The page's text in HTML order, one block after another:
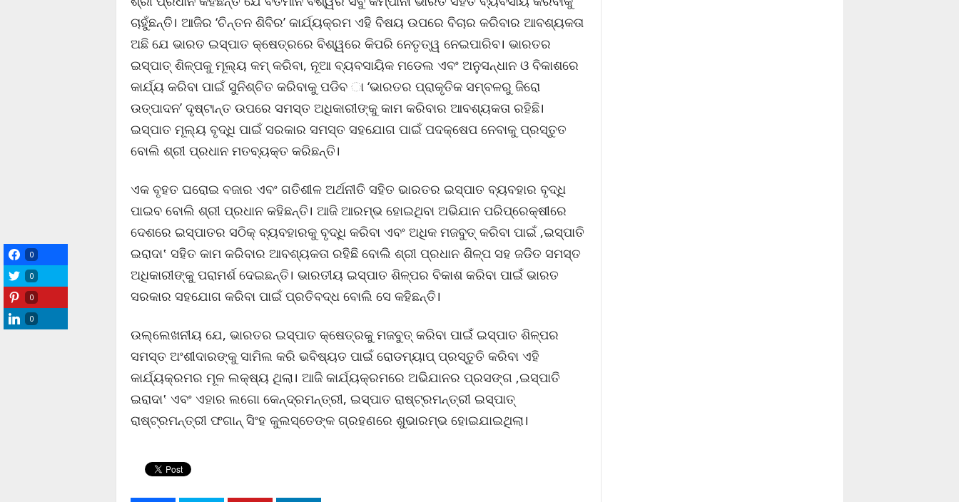
ଚାହୁଁଛନ୍ତି। ଆଜିର ‘ଚିନ୍ତନ ଶିବିର’ କାର୍ଯ୍ୟକ୍ରମ ଏହି ବିଷୟ ଉପରେ ବିଚାର କରିବାର ଆବଶ୍ୟକତା
ଅଛି ଯେ ଭାରତ ଇସ୍ପାତ କ୍ଷେତ୍ରରେ ବିଶ୍ୱରେ କିପରି ନେତୃତ୍ୱ ନେଇପାରିବ। ଭାରତର
ଇସ୍ପାତ୍ ଶିଳ୍ପକୁ ମୂଲ୍ୟ କମ୍ କରିବା, ନୂଆ ବ୍ୟବସାୟିକ ମଡେଲ ଏବଂ ଅନୁସନ୍ଧାନ ଓ ବିକାଶରେ
କାର୍ଯ୍ୟ କରିବା ପାଇଁ ସୁନିଶ୍ଚିତ କରିବାକୁ ପଡିବ ା ‘ଭାରତର ପ୍ରାକୃତିକ ସମ୍ବଳରୁ ଜିରୋ
ଉତ୍ପାଦନ’ ଦୃଷ୍ଟାନ୍ତ ଉପରେ ସମସ୍ତ ଅଧିକାରୀଙ୍କୁ କାମ କରିବାର ଆବଶ୍ୟକତା ରହିଛି।
ଇସ୍ପାତ ମୂଲ୍ୟ ବୃଦ୍ଧି ପାଇଁ ସରକାର ସମସ୍ତ ସହଯୋଗ ପାଇଁ ପଦକ୍ଷେପ ନେବାକୁ ପ୍ରସ୍ତୁତ
ବୋଲି ଶ୍ରୀ ପ୍ରଧାନ ମତବ୍ୟକ୍ତ କରିଛନ୍ତି।
ଏକ ବୃହତ ଘରୋଇ ବଜାର ଏବଂ ଗତିଶୀଳ ଅର୍ଥନୀତି ସହିତ ଭାରତର ଇସ୍ପାତ ବ୍ୟବହାର ବୃଦ୍ଧି
ପାଇବ ବୋଲି ଶ୍ରୀ ପ୍ରଧାନ କହିଛନ୍ତି। ଆଜି ଆରମ୍ଭ ହୋଇଥିବା ଅଭିଯାନ ପରିପ୍ରେକ୍ଷୀରେ
ଦେଶରେ ଇସ୍ପାତର ସଠିକ୍ ବ୍ୟବହାରକୁ ବୃଦ୍ଧି କରିବା ଏବଂ ଅଧିକ ମଜବୁତ୍ କରିବା ପାଇଁ ‚ଇସ୍ପାତି
ଇରାଦା‛ ସହିତ କାମ କରିବାର ଆବଶ୍ୟକତା ରହିଛି ବୋଲି ଶ୍ରୀ ପ୍ରଧାନ ଶିଳ୍ପ ସହ ଜଡିତ ସମସ୍ତ
ଅଧିକାରୀଙ୍କୁ ପରାମର୍ଶ ଦେଇଛନ୍ତି। ଭାରତୀୟ ଇସ୍ପାତ ଶିଳ୍ପର ବିକାଶ କରିବା ପାଇଁ ଭାରତ
ସରକାର ସହଯୋଗ କରିବା ପାଇଁ ପ୍ରତିବଦ୍ଧ ବୋଲି ସେ କହିଛନ୍ତି।
ଉଲ୍ଲେଖନୀୟ ଯେ, ଭାରତର ଇସ୍ପାତ କ୍ଷେତ୍ରକୁ ମଜବୁତ୍ କରିବା ପାଇଁ ଇସ୍ପାତ ଶିଳ୍ପର
ସମସ୍ତ ଅଂଶୀଦାରଙ୍କୁ ସାମିଲ କରି ଭବିଷ୍ୟତ ପାଇଁ ରୋଡମ୍ୟାପ୍ ପ୍ରସ୍ତୁତି କରିବା ଏହି
କାର୍ଯ୍ୟକ୍ରମର ମୂଳ ଲକ୍ଷ୍ୟ ଥିଲା। ଆଜି କାର୍ଯ୍ୟକ୍ରମରେ ଅଭିଯାନର ପ୍ରସଙ୍ଗ ‚ଇସ୍ପାତି
ଇରାଦା‛ ଏବଂ ଏହାର ଲଗୋ କେନ୍ଦ୍ରମନ୍ତ୍ରୀ, ଇସ୍ପାତ ରାଷ୍ଟ୍ରମନ୍ତ୍ରୀ ଇସ୍ପାତ୍
ରାଷ୍ଟ୍ରମନ୍ତ୍ରୀ ଫଗାନ୍ ସିଂହ କୁଲସ୍ତେଙ୍କ ଗ୍ରହଣରେ ଶୁଭାରମ୍ଭ ହୋଇଯାଇଥିଲା।
0
0
0
0